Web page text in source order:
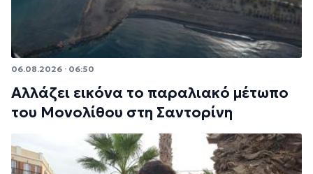
06.08.2026 · 06:50
Αλλάζει εικόνα το παραλιακό μέτωπο
του Μονολίθου στη Σαντορίνη